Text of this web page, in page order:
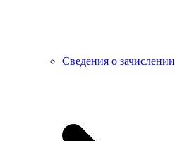
Сведения о зачислении